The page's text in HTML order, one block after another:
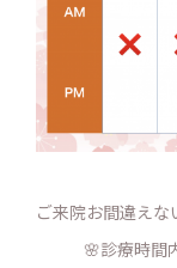
ご来院お間違え
🌸診療時間